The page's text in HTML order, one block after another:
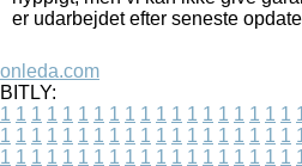
er udarbejdet efter seneste
onleda.com
BITLY:
1 1 1 1 1 1 1 1 1 1 1 1 1 1 1 1 1 1 1
1 1 1 1 1 1 1 1 1 1 1 1 1 1 1 1 1 1 1
1 1 1 1 1 1 1 1 1 1 1 1 1 1 1 1 1 1 1